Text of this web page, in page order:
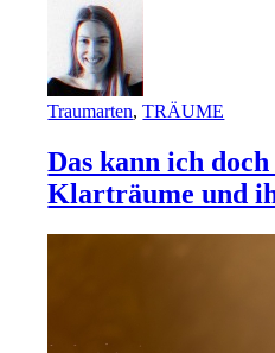
Traumarten,TRÄUME
Das kann ich
Klarträume und